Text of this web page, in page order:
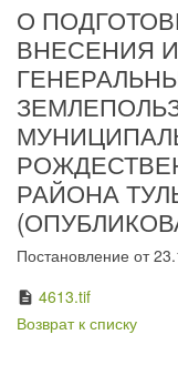
О
ВНЕСЕНИЯ
РАЙОНА
Постановление от
description 4613.tif
Возврат к списку